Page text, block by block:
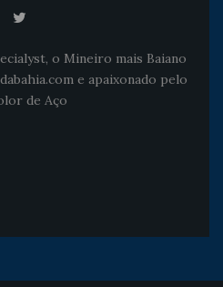
o Mineiro mais Baiano
e apaixonado pelo
de Aço